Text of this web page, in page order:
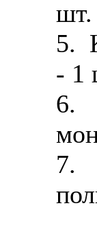
шт.
5.
- 1
6.
7.